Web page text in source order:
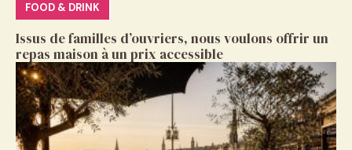
FOOD & DRINK
Issus de familles d’ouvriers, nous voulons offrir un
repas maison à un prix accessible